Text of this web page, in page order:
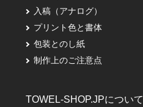
入稿（アナログ）
プリント色と書体
包装とのし紙
制作上のご注意点
TOWEL-SHOP.JPについて